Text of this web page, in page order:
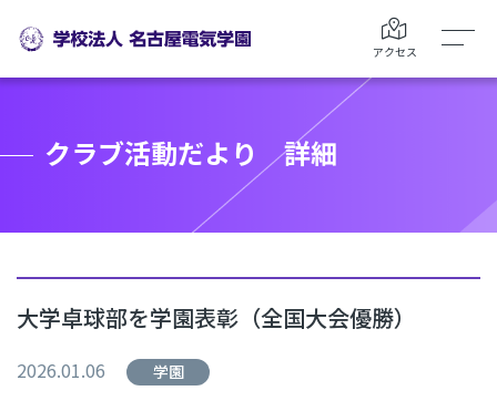
アクセス
クラブ活動だより 詳細
大学卓球部を学園表彰（全国大会優勝）
2026.01.06
学園